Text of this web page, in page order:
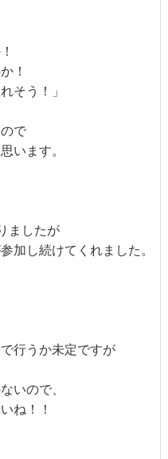
！
そう！」
で
います。
ましたが
加し続けてくれました。
行うか未定ですが
いので、
ね！！